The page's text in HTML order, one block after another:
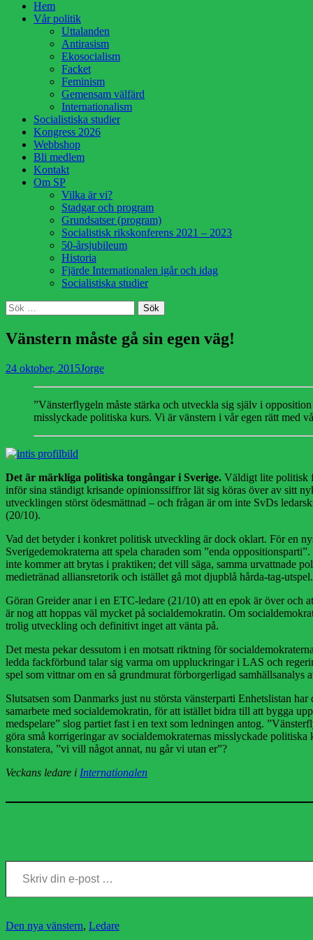
HoppaHem
Vår politik
Uttalanden
Antirasism
Ekosocialism
Facket
Feminism
Gemensam välfärd
Internationalism
Socialistiska studier
Kongress 2026
Webbshop
Bli medlem
Kontakt
Om SP
Vilka är vi?
Stadgar och program
Grundsatser (program)
Socialistisk rikskonferens 2021 – 2023
50-årsjubileum
Historia
Fjärde Internationalen igår och idag
Socialistiska studier
Sök
Sök
efter:
Vänstern måste gå sin egen väg!
Publicerad
24 oktober, 2015Författare
Jorge
”Vänsterflygeln måste stärka och utveckla sig själv i
misslyckade politiska kurs. Vi är vänstern i vår egen rätt med
Det är märkliga politiska tongångar i Sverige. Väldigt lite politisk
inför sina ständigt krisande opinionssiffror lät sig köras över av sitt
utvecklingen störst ödesmättnad – och frågan är om inte SvDs
(20/10).
Vad det betyder i konkret politisk utveckling är dock oklart. För en
Sverigedemokraterna att spela charaden som ”enda
inte kommer att brytas i praktiken; det vill säga, samma urvattnade
medietränad alliansretorik och istället gå mot djupblå hårda-tag-utspel.
Göran Greider anar i en ETC-ledare (21/10) att en epok är över och
är nog att hoppas väl mycket på socialdemokratin. Om
trolig utveckling och definitivt inget att vänta på.
Det mesta pekar dessutom i en motsatt riktning för
ledda fackförbund talar sig varma om uppluckringar i LAS och
spel som vittnar om en så grundmurat förborgerligad
Slutsatsen som Danmarks just nu största vänsterparti Enhetslistan
samarbete med socialdemokratin, för att istället bidra till att bygga
medspelare” slog partiet fast i en text som ledningen antog.
göra små korrigeringar av socialdemokraternas misslyckade
konstatera, ”vi vill något annat, nu går vi utan er”?
Veckans ledare i Internationalen
Skriv din e-post …
Kategorier
Den nya vänstern, Ledare